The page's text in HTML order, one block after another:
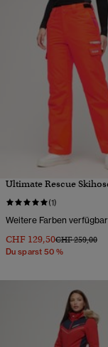
Ultimate Rescue
(1)
Weitere Farben verfügbar
CHF 129,50Preis wurde
CHF 259,00bis
Du sparst 50 %